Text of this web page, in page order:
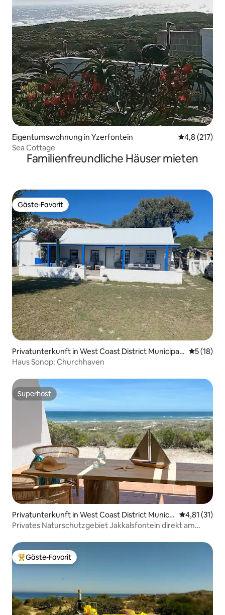
Eigentumswohnung in Yzerfontein
4,8 (217)
Sea Cottage
Familienfreundliche Häuser mieten
Gäste-Favorit
Gäste-Favorit
Privatunterkunft in West Coast District Municipali
ty
5 (18)
Haus Sonop: Churchhaven
Superhost
Superhost
Privatunterkunft in West Coast District Municip
ality
4,81 (31)
Privates Naturschutzgebiet Jakkalsfontein direkt am
Beliebter Gäste-Favorit.
Gäste-Favorit